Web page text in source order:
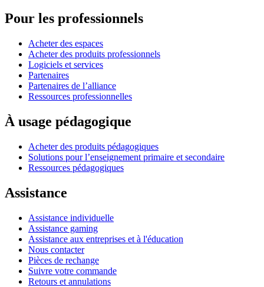
Pour les professionnels
Acheter des espaces
Acheter des produits professionnels
Logiciels et services
Partenaires
Partenaires de l’alliance
Ressources professionnelles
À usage pédagogique
Acheter des produits pédagogiques
Solutions pour l’enseignement primaire et secondaire
Ressources pédagogiques
Assistance
Assistance individuelle
Assistance gaming
Assistance aux entreprises et à l'éducation
Nous contacter
Pièces de rechange
Suivre votre commande
Retours et annulations